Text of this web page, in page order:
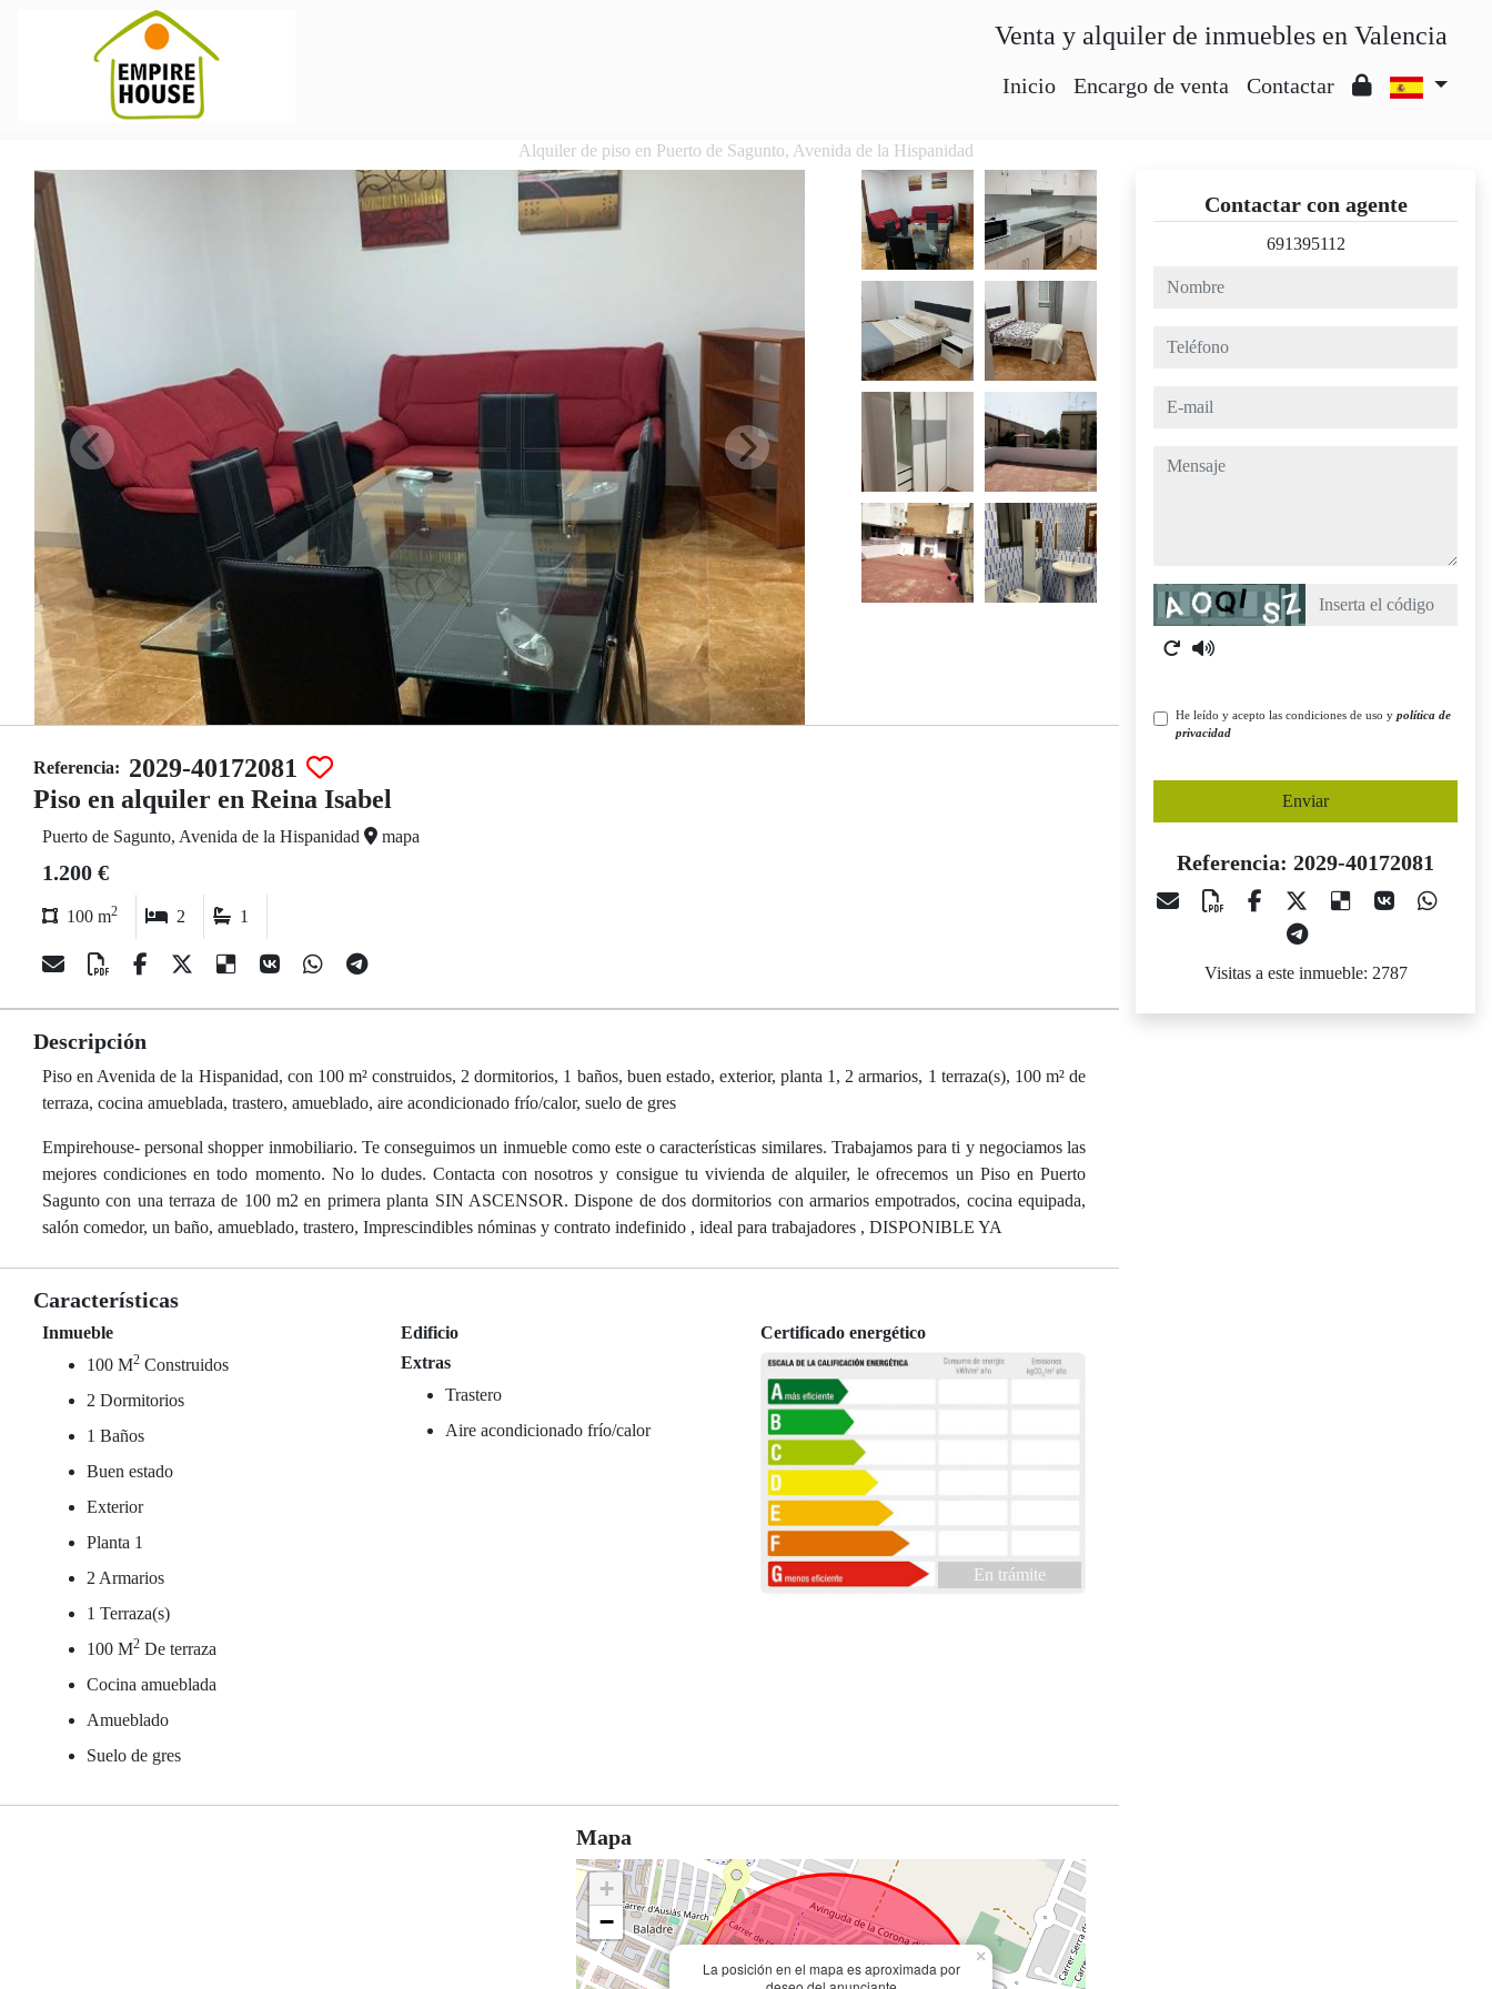
Venta y alquiler de inmuebles en Valencia
Inicio Encargo de venta Contactar
Alquiler de piso en Puerto de Sagunto, Avenida de la Hispanidad
Referencia: 2029-40172081
Piso en alquiler en Reina Isabel
Puerto de Sagunto, Avenida de la Hispanidad mapa
1.200 €
100 m2 2 1
Descripción
Piso en Avenida de la Hispanidad, con 100 m² construidos, 2 dormitorios, 1 baños, buen estado, exterior, planta 1, 2 armarios, 1 terraza(s), 100 m² de
terraza, cocina amueblada, trastero, amueblado, aire acondicionado frío/calor, suelo de gres
Empirehouse- personal shopper inmobiliario. Te conseguimos un inmueble como este o características similares. Trabajamos para ti y negociamos las
mejores condiciones en todo momento. No lo dudes. Contacta con nosotros y consigue tu vivienda de alquiler, le ofrecemos un Piso en Puerto
Sagunto con una terraza de 100 m2 en primera planta SIN ASCENSOR. Dispone de dos dormitorios con armarios empotrados, cocina equipada,
salón comedor, un baño, amueblado, trastero, Imprescindibles nóminas y contrato indefinido , ideal para trabajadores , DISPONIBLE YA
Características
Inmueble
100 M2 Construidos
2 Dormitorios
1 Baños
Buen estado
Exterior
Planta 1
2 Armarios
1 Terraza(s)
100 M2 De terraza
Cocina amueblada
Amueblado
Suelo de gres
Edificio
Extras
Trastero
Aire acondicionado frío/calor
Certificado energético
En trámite
Mapa
La posición en el mapa es aproximada por
×
+
−
Contactar con agente
691395112
nombre
teléfono
e-mail
mensaje
Captcha
He leído y acepto las condiciones de uso y política de
privacidad
Enviar
Referencia: 2029-40172081
Visitas a este inmueble: 2787